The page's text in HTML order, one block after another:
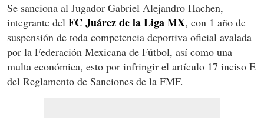
Se sanciona al Jugador Gabriel Alejandro Hachen,
integrante del FC Juárez de la Liga MX, con 1 año de
suspensión de toda competencia deportiva oficial avalada
por la Federación Mexicana de Fútbol, así como una
multa económica, esto por infringir el artículo 17 inciso E
del Reglamento de Sanciones de la FMF.